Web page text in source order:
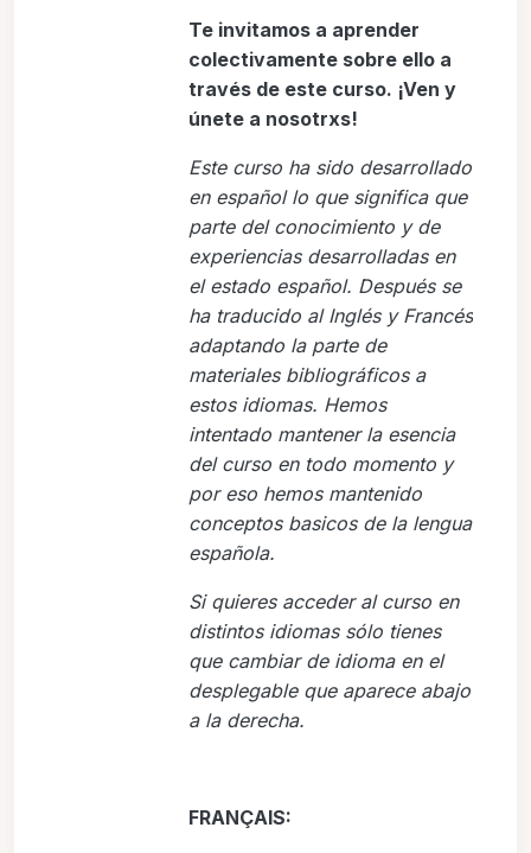
Te invitamos a aprender
colectivamente sobre ello a
través de este curso. ¡Ven y
únete a nosotrxs!
Este curso ha sido desarrollado
en español lo que significa que
parte del conocimiento y de
experiencias desarrolladas en
el estado español. Después se
ha traducido al Inglés y Francés
adaptando la parte de
materiales bibliográficos a
estos idiomas. Hemos
intentado mantener la esencia
del curso en todo momento y
por eso hemos mantenido
conceptos basicos de la lengua
española.
Si quieres acceder al curso en
distintos idiomas sólo tienes
que cambiar de idioma en el
desplegable que aparece abajo
a la derecha.
FRANÇAIS: